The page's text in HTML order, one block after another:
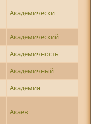
Академически
Академический
Академичность
Академичный
Академия
Акаев